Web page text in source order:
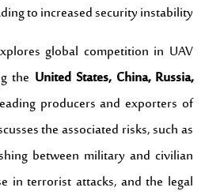
to increased security instability.
global competition in UAV
the United States, China, Russia,
producers and exporters of
the associated risks, such as
between military and civilian
in terrorist attacks, and the legal